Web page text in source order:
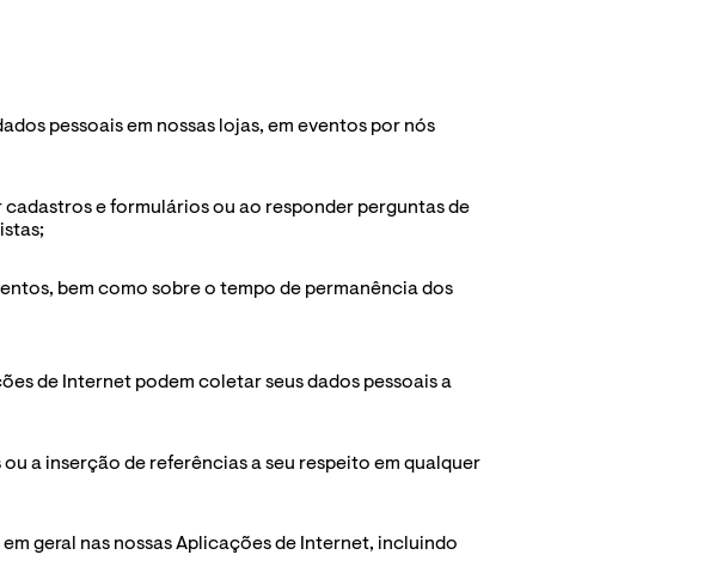
pessoais em nossas lojas, em eventos por nós
e formulários ou ao responder perguntas de
bem como sobre o tempo de permanência dos
de Internet podem coletar seus dados pessoais a
a inserção de referências a seu respeito em qualquer
geral nas nossas Aplicações de Internet, incluindo